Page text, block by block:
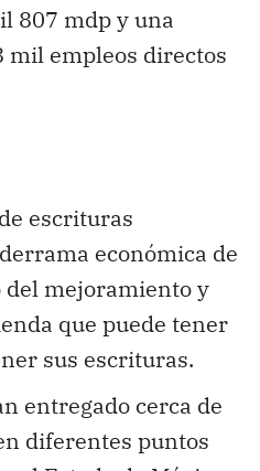
807 mdp y una
mil empleos directos
escrituras
económica de
mejoramiento y
que puede tener
sus escrituras.
entregado cerca de
diferentes puntos